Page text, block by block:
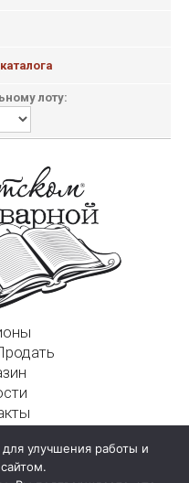
лоту:
пер., д. 4а, стр. 1
улучшения работы и